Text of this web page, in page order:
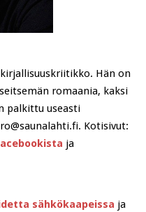
Hän on
romaania, kaksi
palkittu useasti
Kotisivut:
ja
sähkökaapeissa ja